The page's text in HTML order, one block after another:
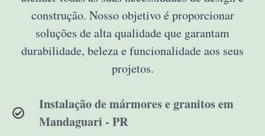
construção. Nosso objetivo é proporcionar
soluções de alta qualidade que garantam
durabilidade, beleza e funcionalidade aos seus
projetos.
Instalação de mármores e granitos em
Mandaguari - PR